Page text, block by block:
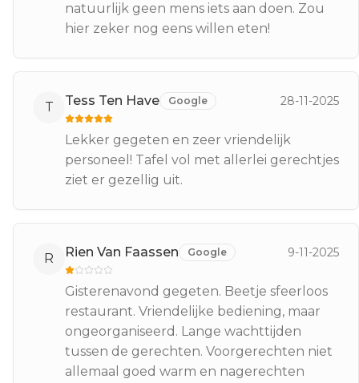
natuurlijk geen mens iets aan doen. Zou
hier zeker nog eens willen eten!
T Tess Ten Have Google 28-11-2025
Lekker gegeten en zeer vriendelijk
personeel! Tafel vol met allerlei gerechtjes
ziet er gezellig uit.
R Rien Van Faassen Google 9-11-2025
Gisterenavond gegeten. Beetje sfeerloos
restaurant. Vriendelijke bediening, maar
ongeorganiseerd. Lange wachttijden
tussen de gerechten. Voorgerechten niet
allemaal goed warm en nagerechten